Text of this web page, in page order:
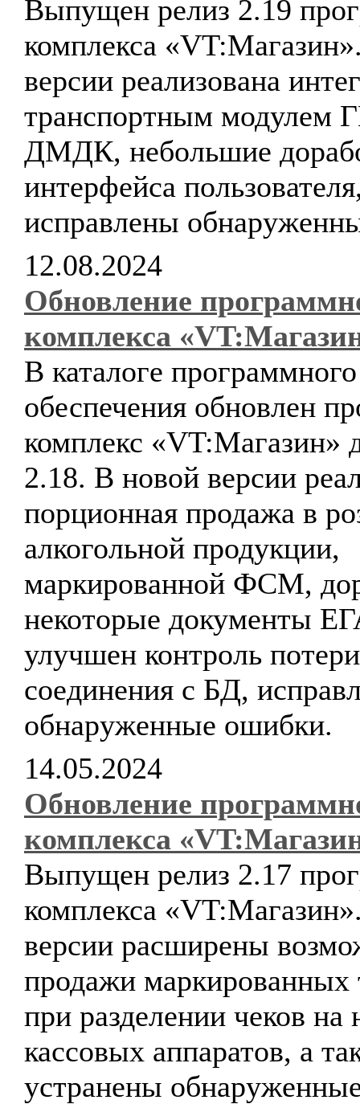
Выпущен релиз 2.19
комплекса
версии реализована
транспортным модулем
ДМДК, небольшие
интерфейса
исправлены
12.08.2024
Обновление
комплекса
В каталоге программного
обеспечения обновлен
комплекс «VT:Магазин»
2.18. В новой версии
порционная продажа в
алкогольной продукции,
маркированной ФСМ,
некоторые документы
улучшен контроль потери
соединения с БД,
обнаруженные ошибки.
14.05.2024
Обновление
комплекса
Выпущен релиз 2.17
комплекса
версии расширены
продажи маркированных
при разделении чеков на
кассовых аппаратов, а
устранены